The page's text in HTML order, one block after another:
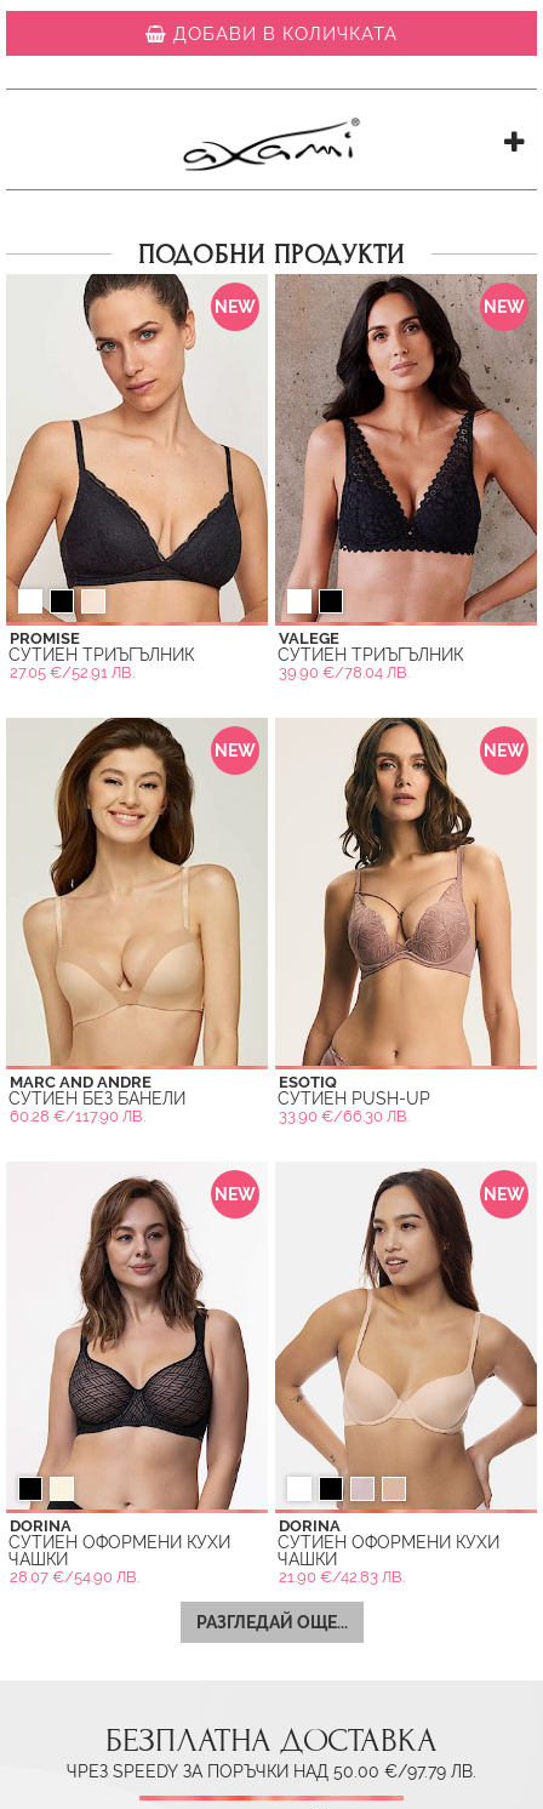
ДОБАВИ В КОЛИЧКАТА
ПОДОБНИ ПРОДУКТИ
NEW
PROMISE
СУТИЕН ТРИЪГЪЛНИК
27.05 €/52.91 ЛВ.
NEW
VALEGE
СУТИЕН ТРИЪГЪЛНИК
39.90 €/78.04 ЛВ.
NEW
MARC AND ANDRE
СУТИЕН БЕЗ БАНЕЛИ
60.28 €/117.90 ЛВ.
NEW
ESOTIQ
СУТИЕН PUSH-UP
33.90 €/66.30 ЛВ.
NEW
DORINA
СУТИЕН ОФОРМЕНИ КУХИ
ЧАШКИ
28.07 €/54.90 ЛВ.
NEW
DORINA
СУТИЕН ОФОРМЕНИ КУХИ
ЧАШКИ
21.90 €/42.83 ЛВ.
РАЗГЛЕДАЙ ОЩЕ...
БЕЗПЛАТНА ДОСТАВКА
ЧРЕЗ SPEEDY ЗА ПОРЪЧКИ НАД 50.00 €/97.79 ЛВ.